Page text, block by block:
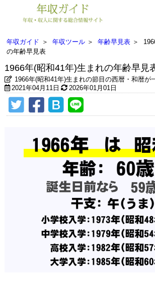
年収ガイド ＞ 年収ツール ＞ 年齢早見表 ＞
の年齢早見表
1966年(昭和41年)生まれの年齢早見
1966年(昭和41年)生まれの節目の西暦・和暦が
2021年04月11日
2026年01月01日